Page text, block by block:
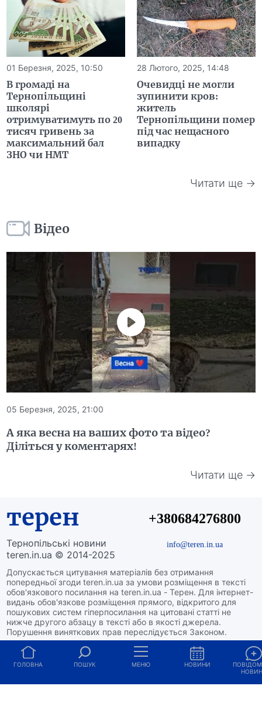
01 Березня, 2025, 10:50
В громаді на
Тернопільщині
школярі
отримуватимуть по 20
тисяч гривень за
максимальний бал
ЗНО чи НМТ
28 Лютого, 2025, 14:48
Очевидці не могли
зупинити кров:
житель
Тернопільщини помер
під час нещасного
випадку
Читати ще →
Відео
05 Березня, 2025, 21:00
А яка весна на ваших фото та відео?
Діліться у коментарях!
Читати ще →
терен
Тернопільські новини
teren.in.ua © 2014-2025
Допускається цитування матеріалів без отримання
попередньої згоди teren.in.ua за умови розміщення в тексті
обов'язкового посилання на teren.in.ua - Терен. Для інтернет-
видань обов'язкове розміщення прямого, відкритого для
пошукових систем гіперпосилання на цитовані статті не
нижче другого абзацу в тексті або в якості джерела.
Порушення виняткових прав переслідується Законом.
Матеріали з плашками "Новини компаній", "Промо",
"Партнерський матеріал", "Політичні новини", "Прес-реліз" та
"Партнерські новини" публікуються на правах реклами.
несе відповідальності за авторські матеріали.
+380684276800
info@teren.in.ua
ГОЛОВНА ПОШУК МЕНЮ НОВИНИ